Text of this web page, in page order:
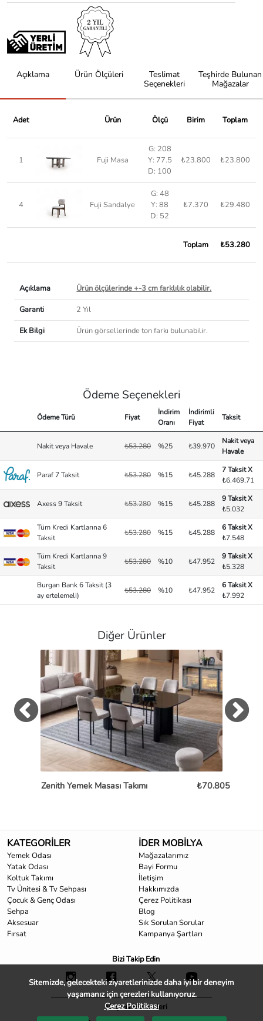
Açıklama Ürün Ölçüleri
Teslimat
Seçenekleri
Teşhirde Bulunan
Mağazalar
Adet Ürün Ölçü Birim Toplam
1 Fuji Masa
G: 208
Y: 77.5
D: 100
₺23.800 ₺23.800
4 Fuji Sandalye
G: 48
Y: 88
D: 52
₺7.370 ₺29.480
Toplam ₺53.280
Açıklama
Ürün ölçülerinde +-3 cm farklılık olabilir.
Garanti
2 Yıl
Ek Bilgi
Ürün görsellerinde ton farkı bulunabilir.
Ödeme Seçenekleri
Ödeme Türü Fiyat
İndirim
Oranı
İndirimli
Fiyat
Taksit
Nakit veya Havale ₺53.280 %25 ₺39.970
Nakit veya
Havale
Paraf 7 Taksit ₺53.280 %15 ₺45.288
7 Taksit X
₺6.469,71
Axess 9 Taksit ₺53.280 %15 ₺45.288
9 Taksit X
₺5.032
Tüm Kredi Kartlarına 6
Taksit
₺53.280 %15 ₺45.288
6 Taksit X
₺7.548
Tüm Kredi Kartlarına 9
Taksit
₺53.280 %10 ₺47.952
9 Taksit X
₺5.328
Burgan Bank 6 Taksit (3
ay ertelemeli)
₺53.280 %10 ₺47.952
6 Taksit X
₺7.992
Diğer Ürünler
Zenith Yemek Masası Takımı ₺70.805
KATEGORİLER
Yemek Odası
Yatak Odası
Koltuk Takımı
Tv Ünitesi & Tv Sehpası
Çocuk & Genç Odası
Sehpa
Aksesuar
Fırsat
İDER MOBİLYA
Mağazalarımız
Bayi Formu
İletişim
Hakkımızda
Çerez Politikası
Blog
Sık Sorulan Sorular
Kampanya Şartları
Bizi Takip Edin
Müşteri Hizmetleri
Sitemizde, gelecekteki ziyaretlerinizde daha iyi bir deneyim
yaşamanız için çerezleri kullanıyoruz.
Çerez Politikası